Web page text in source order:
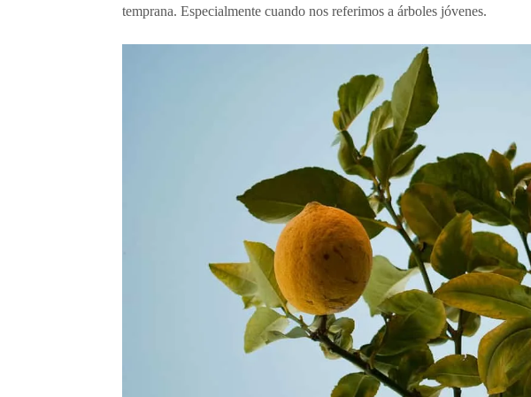
temprana. Especialmente cuando nos referimos a árboles jóvenes.